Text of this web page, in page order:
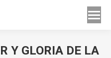
Y GLORIA DE LA